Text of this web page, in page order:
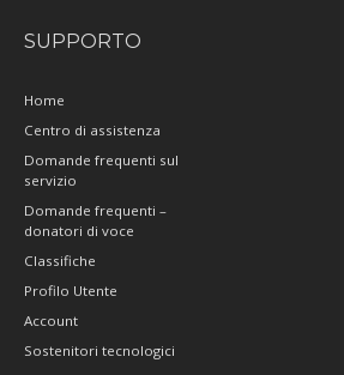
SUPPORTO
Home
Centro di assistenza
Domande frequenti sul
servizio
Domande frequenti –
donatori di voce
Classifiche
Profilo Utente
Account
Sostenitori tecnologici